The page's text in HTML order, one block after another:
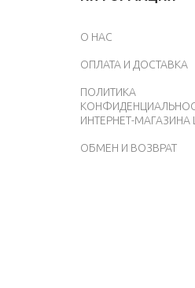
O НАС
ОПЛАТА И ДОСТАВКА
ПОЛИТИКА
ИНТЕРНЕТ-МАГАЗИНА
ОБМЕН И ВОЗВРАТ